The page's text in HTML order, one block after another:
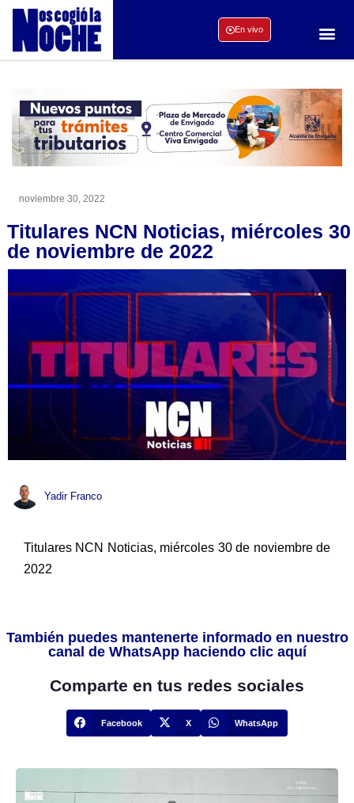
En vivo
noviembre 30, 2022
Titulares NCN Noticias, miércoles 30
de noviembre de 2022
Yadir Franco
Titulares NCN Noticias, miércoles 30 de noviembre de
2022
También puedes mantenerte informado en nuestro
canal de WhatsApp haciendo clic aquí
Comparte en tus redes sociales
Facebook X WhatsApp